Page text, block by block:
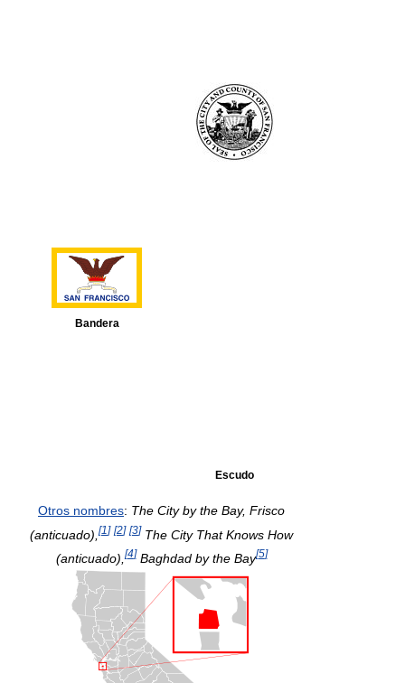
Bandera
Escudo
Otros nombres: The City by the Bay, Frisco
(anticuado),[1 ] [2] [3] The City That Knows How
(anticuado),[4] Baghdad by the Bay[5]